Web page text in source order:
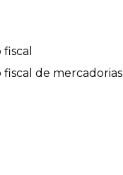
fiscal de mercadorias